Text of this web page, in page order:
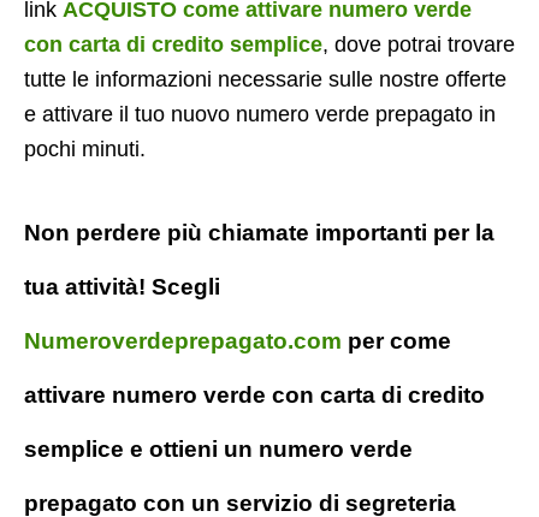
link ACQUISTO come attivare numero verde
con carta di credito semplice, dove potrai trovare
tutte le informazioni necessarie sulle nostre offerte
e attivare il tuo nuovo numero verde prepagato in
pochi minuti.
Non perdere più chiamate importanti per la
tua attività! Scegli
Numeroverdeprepagato.com per come
attivare numero verde con carta di credito
semplice e ottieni un numero verde
prepagato con un servizio di segreteria